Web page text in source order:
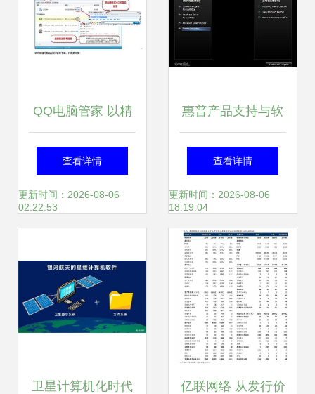
QQ电脑管家 以精
品化战略引领计算
机安全软件开发新
查看详情
更新时间：2026-08-06
02:22:53
惠普产品支持与软
件开发全攻略 驱动
程序、客户服务与
开发资源
查看详情
更新时间：2026-08-06
18:19:04
卫星计算机化时代 亿联网络 从发行价